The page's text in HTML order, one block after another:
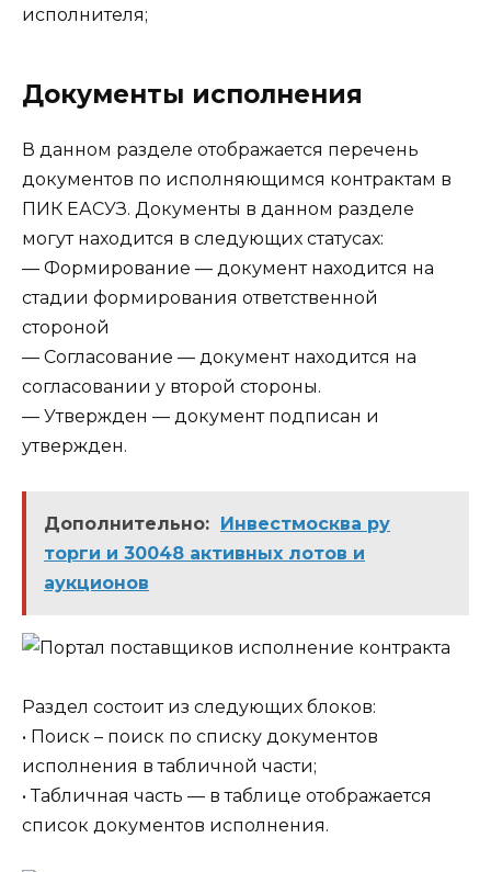
исполнителя;
Документы исполнения
В данном разделе отображается перечень
документов по исполняющимся контрактам в
ПИК ЕАСУЗ. Документы в данном разделе
могут находится в следующих статусах:
— Формирование — документ находится на
стадии формирования ответственной
стороной
— Согласование — документ находится на
согласовании у второй стороны.
— Утвержден — документ подписан и
утвержден.
Дополнительно: Инвестмосква ру
торги и 30048 активных лотов и
аукционов
Раздел состоит из следующих блоков:
• Поиск – поиск по списку документов
исполнения в табличной части;
• Табличная часть — в таблице отображается
список документов исполнения.